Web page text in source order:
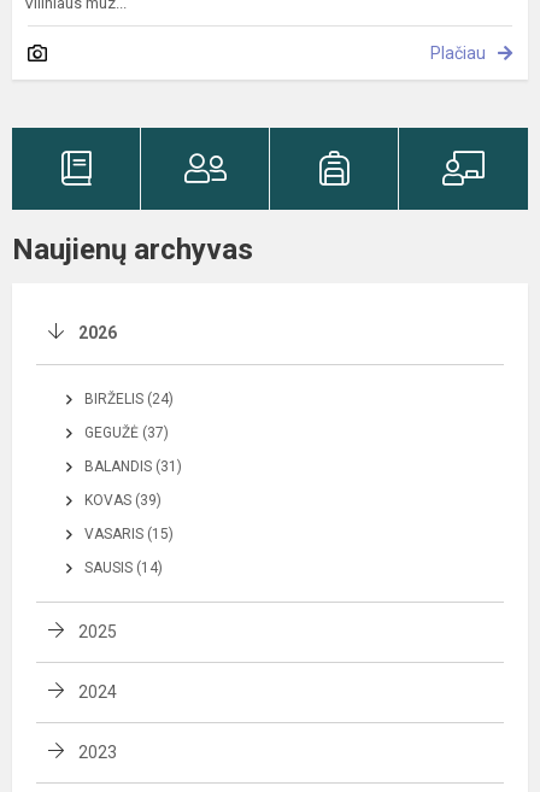
Plačiau
Naujienų archyvas
2026
BIRŽELIS (24)
GEGUŽĖ (37)
BALANDIS (31)
KOVAS (39)
VASARIS (15)
SAUSIS (14)
2025
2024
2023